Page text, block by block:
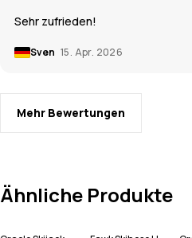
Sehr zufrieden!
Sven 15. Apr. 2026
Mehr Bewertungen
Ähnliche Produkte